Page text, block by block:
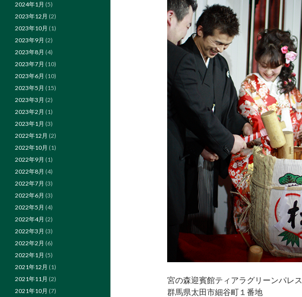
宮の森迎賓館ティアラグリーンパレス
群馬県太田市細谷町１番地
2024年1月 (5)
2023年12月 (2)
2023年10月 (1)
2023年9月 (2)
2023年8月 (4)
2023年7月 (10)
2023年6月 (10)
2023年5月 (15)
2023年3月 (2)
2023年2月 (1)
2023年1月 (3)
2022年12月 (2)
2022年10月 (1)
2022年9月 (1)
2022年8月 (4)
2022年7月 (3)
2022年6月 (3)
2022年5月 (4)
2022年4月 (2)
2022年3月 (3)
2022年2月 (6)
2022年1月 (5)
2021年12月 (1)
2021年11月 (2)
2021年10月 (7)